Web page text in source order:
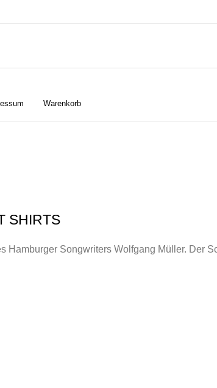
Warenkorb
Kopf
SHIRTS
Hamburger Songwriters Wolfgang Müller. Der